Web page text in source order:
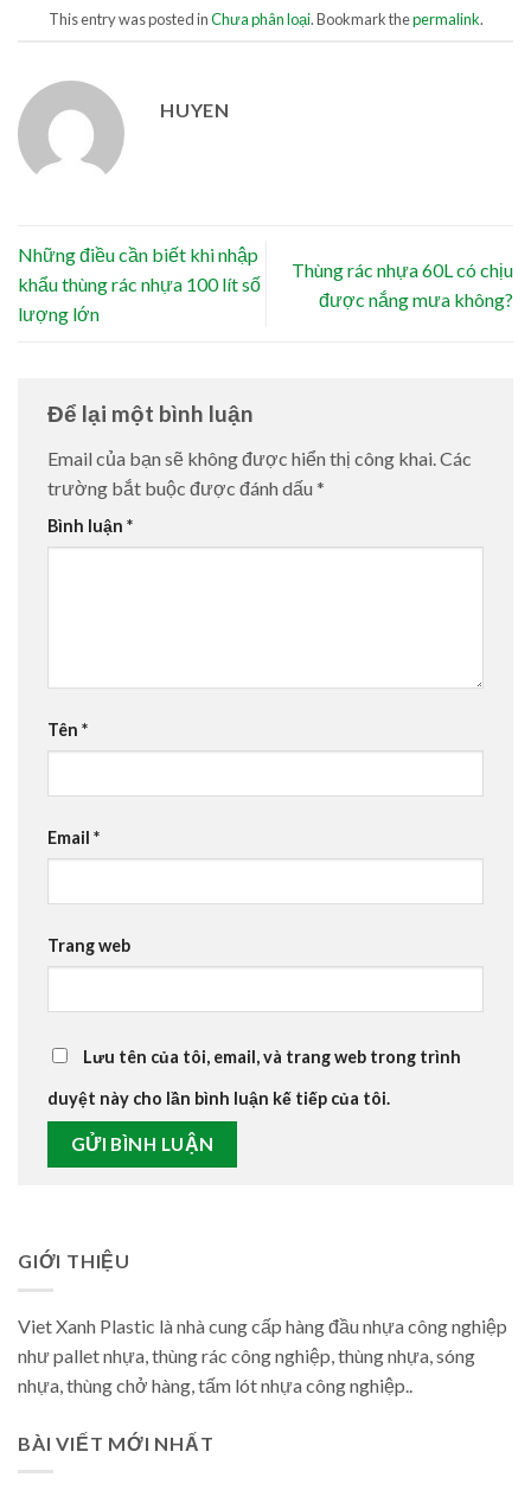
This entry was posted inChưa phân loại. Bookmark thepermalink.
HUYEN
Những điều cần biết khi nhập
khẩu thùng rác nhựa 100 lít số
lượng lớn
Thùng rác nhựa 60L có chịu
được nắng mưa không?
Để lại một bình luận
Email của bạn sẽ không được hiển thị công khai.Các
trường bắt buộc được đánh dấu *
Bình luận *
Tên *
Email *
Trang web
Lưu tên của tôi, email, và trang web trong trình
duyệt này cho lần bình luận kế tiếp của tôi.
GIỚI THIỆU
Viet Xanh Plastic là nhà cung cấp hàng đầu nhựa công nghiệp
như pallet nhựa, thùng rác công nghiệp, thùng nhựa, sóng
nhựa, thùng chở hàng, tấm lót nhựa công nghiệp..
BÀI VIẾT MỚI NHẤT